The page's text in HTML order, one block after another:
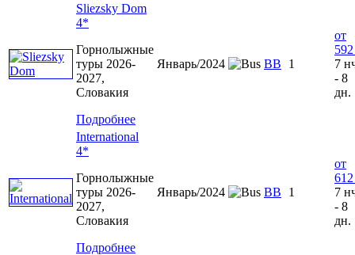
Sliezsky Dom
4*
Горнолыжные
туры 2026-
2027,
Словакия
Подробнее
Январь/2024 BB 1
от
7
- 8
дн.
International
4*
Горнолыжные
туры 2026-
2027,
Словакия
Подробнее
Январь/2024 BB 1
от
7
- 8
дн.